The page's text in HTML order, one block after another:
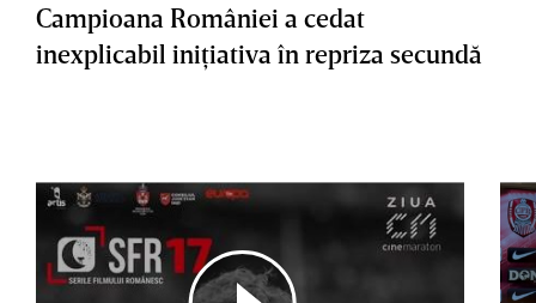
Campioana României a cedat
inexplicabil iniţiativa în repriza secundă